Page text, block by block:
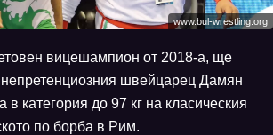
www.bul-wrestling.org
вицешампион от 2018-а, ще
швейцарец Дамян
в категория до 97 кг на класическия
по борба в Рим.